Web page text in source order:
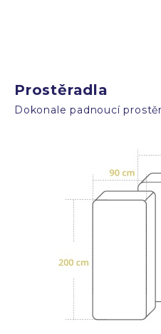
Prostěradla
Dokonale padnoucí